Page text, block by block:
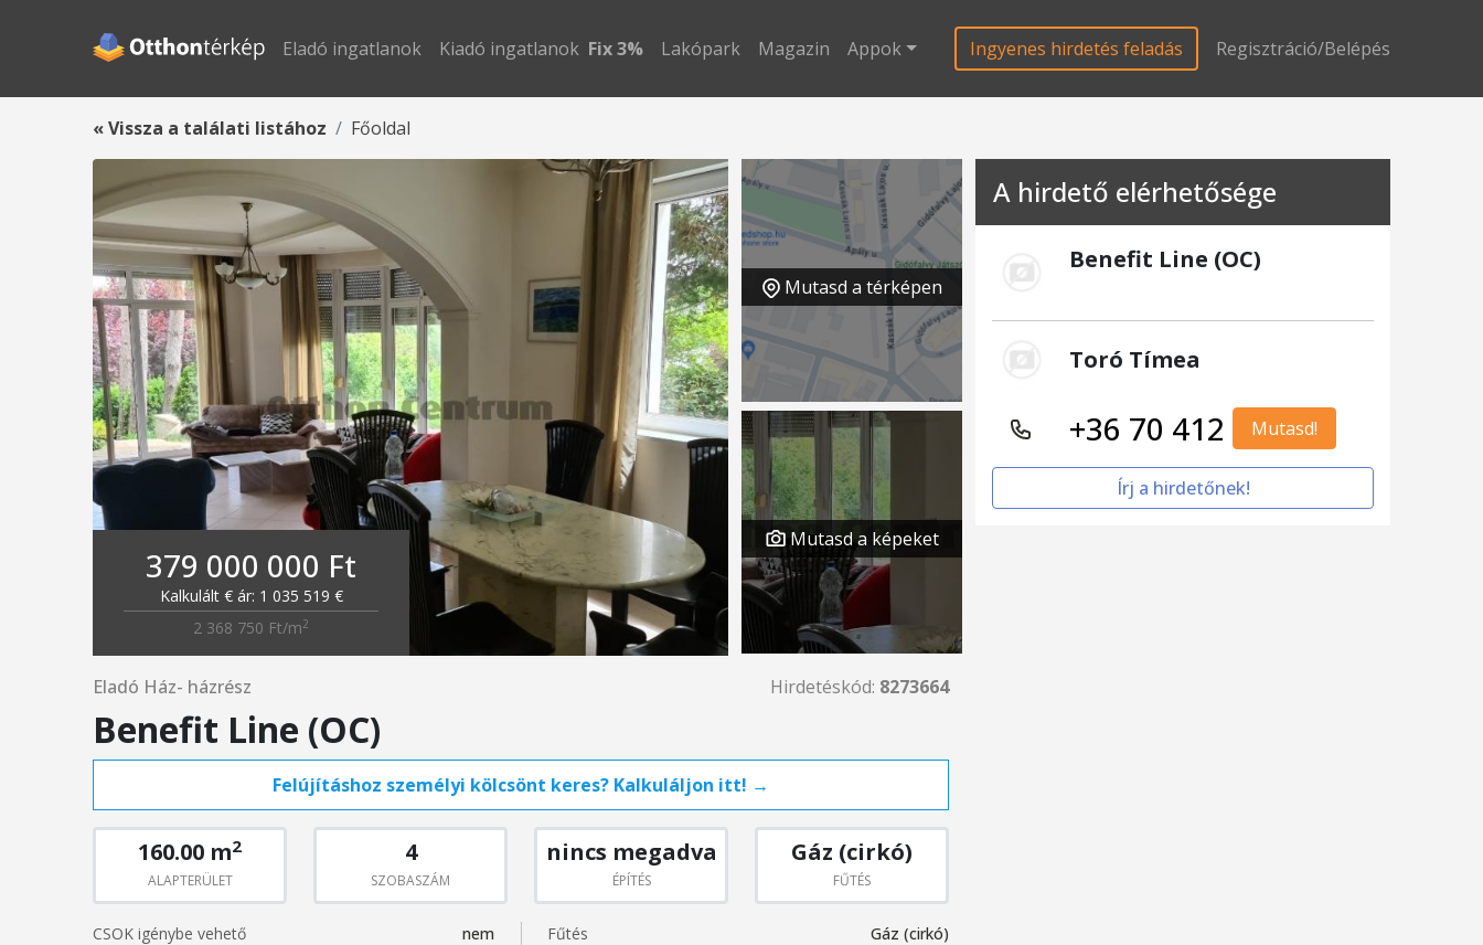
Eladó ingatlanok Kiadó ingatlanok Fix 3% Lakópark Magazin Appok Ingyenes hirdetés feladás Regisztráció/Belépés
« Vissza a találati listához Főoldal
379 000 000 Ft
Kalkulált € ár: 1 035 519 €
2 368 750 Ft/m2
Mutasd a térképen
Mutasd a képeket
Eladó Ház- házrész Hirdetéskód: 8273664
Benefit Line (OC)
Felújításhoz személyi kölcsönt keres? Kalkuláljon itt! →
160.00 m2
ALAPTERÜLET
4
SZOBASZÁM
nincs megadva
ÉPÍTÉS
Gáz (cirkó)
FŰTÉS
CSOK igénybe vehető
nem
Fűtés
Gáz (cirkó)
A hirdető elérhetősége
Benefit Line (OC)
Toró Tímea
+36 70 412 Mutasd!
Írj a hirdetőnek!